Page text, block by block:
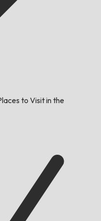
to Visit in the